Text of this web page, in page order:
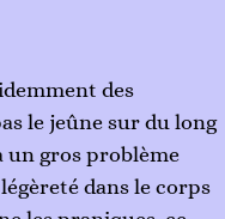
des
le jeûne sur du long
un gros problème
dans le corps